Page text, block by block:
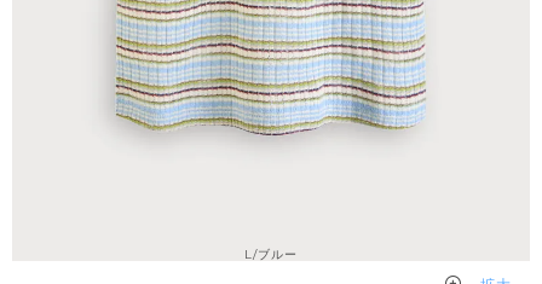
L/ブルー